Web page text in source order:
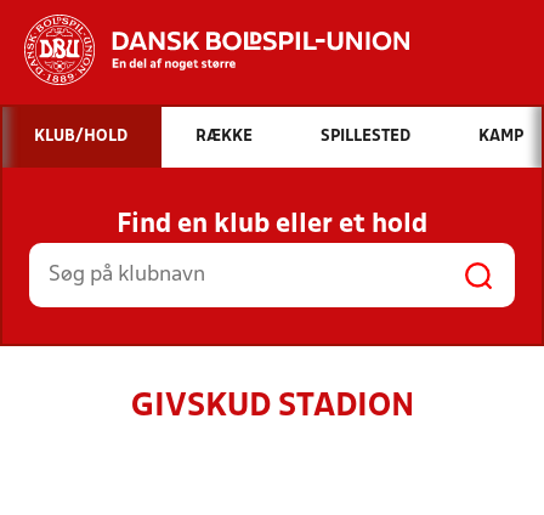
Hvad vil du søge efter?
INDHOLD OG NYHEDER
STILLINGER, RESULTATER, KLUBBER OG
HOLD
KLUB/HOLD RÆKKE SPILLESTED KAMP
Find en klub eller et hold
GIVSKUD STADION